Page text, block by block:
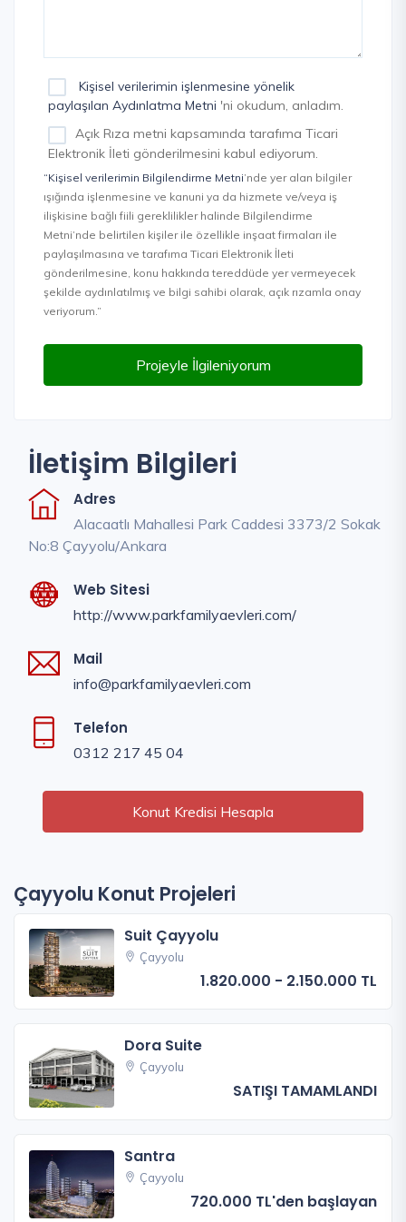
Kişisel verilerimin işlenmesine yönelik
paylaşılan Aydınlatma Metni 'ni okudum, anladım.
Açık Rıza metni kapsamında tarafıma Ticari
Elektronik İleti gönderilmesini kabul ediyorum.
“Kişisel verilerimin Bilgilendirme Metni’nde yer alan bilgiler
ışığında işlenmesine ve kanuni ya da hizmete ve/veya iş
ilişkisine bağlı fiili gereklilikler halinde Bilgilendirme
Metni’nde belirtilen kişiler ile özellikle inşaat firmaları ile
paylaşılmasına ve tarafıma Ticari Elektronik İleti
gönderilmesine, konu hakkında tereddüde yer vermeyecek
şekilde aydınlatılmış ve bilgi sahibi olarak, açık rızamla onay
veriyorum.”
Projeyle İlgileniyorum
İletişim Bilgileri
Adres
Alacaatlı Mahallesi Park Caddesi 3373/2 Sokak
No:8 Çayyolu/Ankara
Web Sitesi
http://www.parkfamilyaevleri.com/
Mail
info@parkfamilyaevleri.com
Telefon
0312 217 45 04
Konut Kredisi Hesapla
Çayyolu Konut Projeleri
Suit Çayyolu
Çayyolu
1.820.000 - 2.150.000 TL
Dora Suite
Çayyolu
SATIŞI TAMAMLANDI
Santra
Çayyolu
720.000 TL'den başlayan